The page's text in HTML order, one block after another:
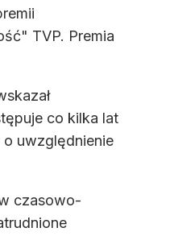
TVP. Premia
co kilka lat
o uwzględnienie
czasowo-